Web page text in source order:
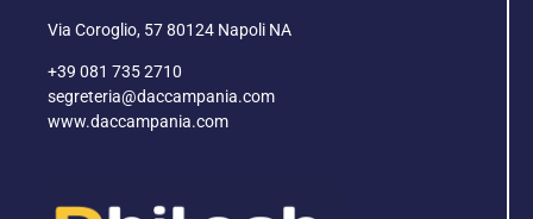
Via Coroglio, 57 80124 Napoli NA
+39 081 735 2710
segreteria@daccampania.com
www.daccampania.com